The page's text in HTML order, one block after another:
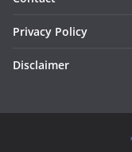
Privacy Policy
Disclaimer